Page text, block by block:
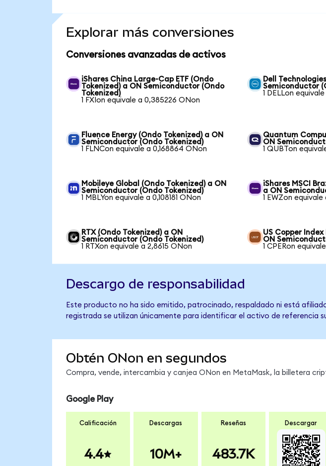
Explorar más conversiones
Conversiones avanzadas de activos
iShares China Large-Cap ETF (Ondo
Tokenized) a ON Semiconductor (Ondo
Tokenized)
1 FXIon equivale a 0,385226 ONon
Dell
Semiconductor
1 DELLon
Fluence Energy (Ondo Tokenized) a ON
Semiconductor (Ondo Tokenized)
1 FLNCon equivale a 0,168864 ONon
Quantum
ON
1 QUBTon
Mobileye Global (Ondo Tokenized) a ON
Semiconductor (Ondo Tokenized)
1 MBLYon equivale a 0,108181 ONon
iShares MSCI
a ON
1 EWZon
RTX (Ondo Tokenized) a ON
Semiconductor (Ondo Tokenized)
1 RTXon equivale a 2,8615 ONon
US Copper
ON
1 CPERon
Descargo de responsabilidad
Este producto no ha sido emitido, patrocinado, respaldado ni está
registrada se utilizan únicamente para identificar el activo de referencia
Obtén ONon en segundos
Compra, vende, intercambia y canjea ONon en MetaMask, la billetera
Google Play
Calificación
4.4
Descargas
10M+
Reseñas
483.7K
Descargar